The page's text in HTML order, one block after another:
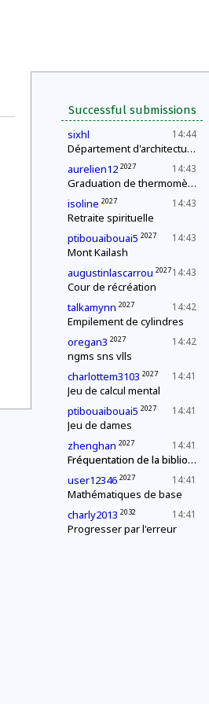
Successful submissions
14:44
sixhl
Département d'architecture : construction d'une pyramide
14:43
aurelien12 2027
Graduation de thermomètres
14:43
isoline 2027
Retraite spirituelle
14:43
ptibouaibouai5 2027
Mont Kailash
14:43
augustinlascarrou 2027
Cour de récréation
14:42
talkamynn 2027
Empilement de cylindres
14:42
oregan3 2027
ngms sns vlls
14:41
charlottem3103 2027
Jeu de calcul mental
14:41
ptibouaibouai5 2027
Jeu de dames
14:41
zhenghan 2027
Fréquentation de la bibliothèque
14:41
user12346 2027
Mathématiques de base
14:41
charly2013 2032
Progresser par l'erreur